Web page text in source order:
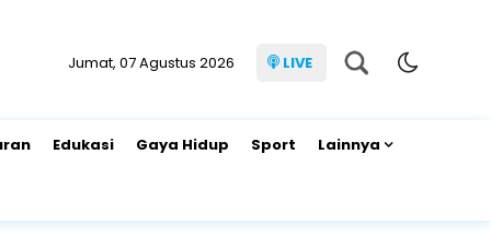
Jumat, 07 Agustus 2026 LIVE
Edukasi Gaya Hidup Sport Lainnya